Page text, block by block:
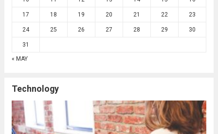
17 18 19 20 21 22 23
24 25 26 27 28 29 30
31
« MAY
Technology